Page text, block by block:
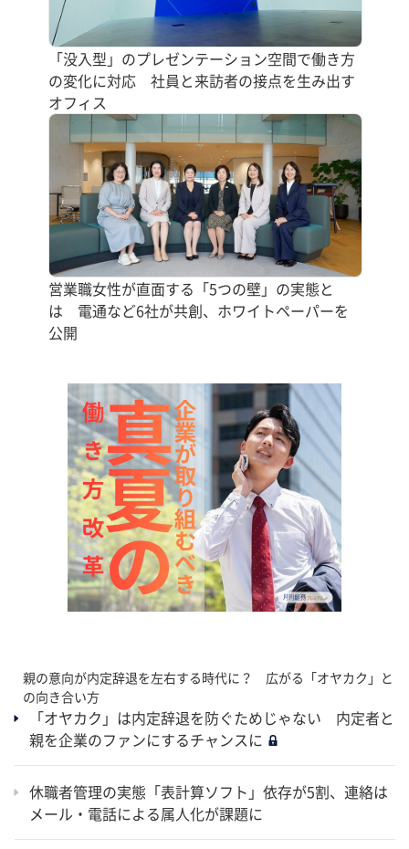
「没入型」のプレゼンテーション空間で働き方
の変化に対応 社員と来訪者の接点を生み出す
オフィス
営業職女性が直面する「5つの壁」の実態と
は 電通など6社が共創、ホワイトペーパーを
公開
親の意向が内定辞退を左右する時代に？ 広がる「オヤカク」と
の向き合い方
「オヤカク」は内定辞退を防ぐためじゃない 内定者と
親を企業のファンにするチャンスに
休職者管理の実態「表計算ソフト」依存が5割、連絡は
メール・電話による属人化が課題に